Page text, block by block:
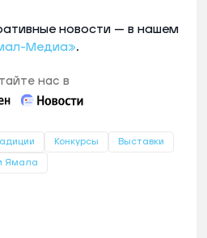
новости — в нашем
Медиа».
нас в
Конкурсы Выставки
Ямала